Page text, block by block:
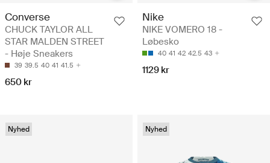
Converse
CHUCK TAYLOR ALL
STAR MALDEN STREET
- Høje Sneakers
39 39.5 40 41 41.5
650 kr
Nike
NIKE VOMERO 18 -
Løbesko
40 41 42 42.5 43
1129 kr
Nyhed Nyhed